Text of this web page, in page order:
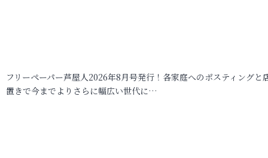
フリーペーパー芦屋人2026年8月号発行！各家庭へのポスティングと
置きで今までよりさらに幅広い世代に…